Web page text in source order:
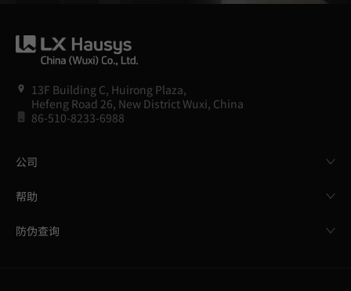
13F Building C, Huirong Plaza,
Hefeng Road 26, New District Wuxi, China
86-510-8233-6988
公司
帮助
防伪查询